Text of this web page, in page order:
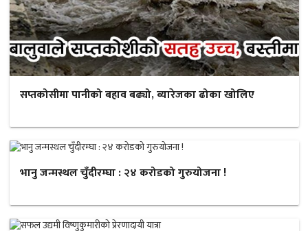
सप्तकोसीमा पानीको बहाव बढ्यो, ब्यारेजका ढोका खोलिए
भानु जन्मस्थल चुँदीरम्घा : २४ करोडको गुरुयोजना !